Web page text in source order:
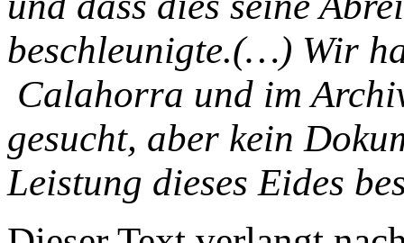
beschleunigte.(…) Wir
Calahorra und im
gesucht, aber kein
Leistung dieses Eides